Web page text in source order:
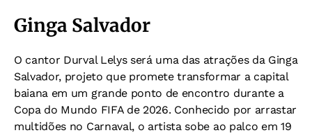
Ginga Salvador
O cantor Durval Lelys será uma das atrações da Ginga
Salvador, projeto que promete transformar a capital
baiana em um grande ponto de encontro durante a
Copa do Mundo FIFA de 2026. Conhecido por arrastar
multidões no Carnaval, o artista sobe ao palco em 19